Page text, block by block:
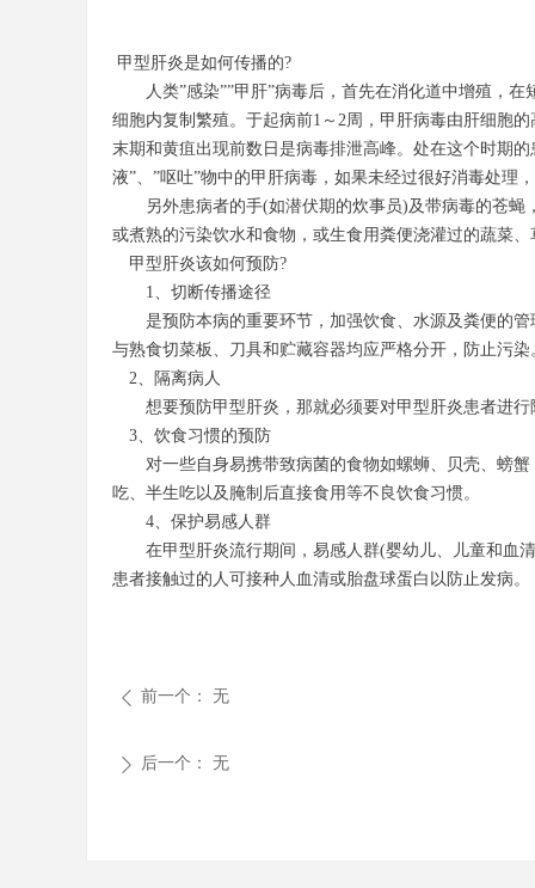
甲型肝炎是如何传播的?
人类”感染””甲肝”病毒后，首先在消化道中增殖，在
细胞内复制繁殖。于起病前1～2周，甲肝病毒由肝细胞
末期和黄疽出现前数日是病毒排泄高峰。处在这个时期
液”、”呕吐”物中的甲肝病毒，如果未经过很好消毒处理
另外患病者的手(如潜伏期的炊事员)及带病毒的苍蝇
或煮熟的污染饮水和食物，或生食用粪便浇灌过的蔬菜
甲型肝炎该如何预防?
1、切断传播途径
是预防本病的重要环节，加强饮食、水源及粪便的管
与熟食切菜板、刀具和贮藏容器均应严格分开，防止污染
2、隔离病人
想要预防甲型肝炎，那就必须要对甲型肝炎患者进行
3、饮食习惯的预防
对一些自身易携带致病菌的食物如螺蛳、贝壳、螃蟹
吃、半生吃以及腌制后直接食用等不良饮食习惯。
4、保护易感人群
在甲型肝炎流行期间，易感人群(婴幼儿、儿童和血清
患者接触过的人可接种人血清或胎盘球蛋白以防止发病。
ꄴ 前一个： 无
ꄲ 后一个： 无